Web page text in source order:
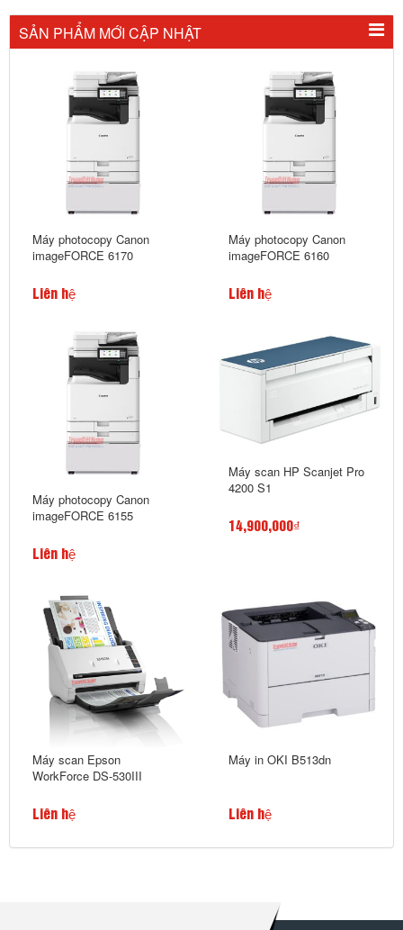
SẢN PHẨM MỚI CẬP NHẬT
Máy photocopy Canon
imageFORCE 6170
Liên hệ
Máy photocopy Canon
imageFORCE 6160
Liên hệ
Máy photocopy Canon
imageFORCE 6155
Liên hệ
Máy scan HP Scanjet Pro
4200 S1
14,900,000₫
Máy scan Epson
WorkForce DS-530III
Liên hệ
Máy in OKI B513dn
Liên hệ